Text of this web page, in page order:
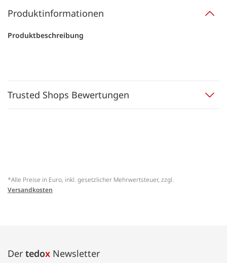
Produktinformationen
Produktbeschreibung
Trusted Shops Bewertungen
*Alle Preise in Euro, inkl. gesetzlicher Mehrwertsteuer, zzgl.
Versandkosten
Der tedox Newsletter